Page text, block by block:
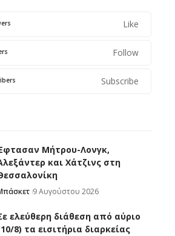
Like
Follow
Subscribe
Μήτρου-Λονγκ,
και Χάτζινς στη
9 Αυγούστου 2026
ελεύθερη διάθεση από αύριο
8) τα εισιτήρια διαρκείας